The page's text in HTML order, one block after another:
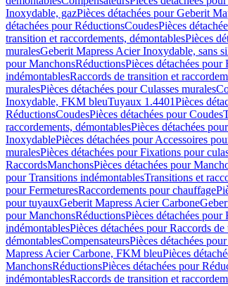
Inoxydable, gazPièces détachées pour Geberit
détachées pour RéductionsCoudesPièces
transition et raccordements, démontablesPièces
muralesGeberit Mapress Acier Inoxydable, sans
pour ManchonsRéductionsPièces détachées pour
indémontablesRaccords de transition et
muralesPièces détachées pour Culasses murales
Inoxydable, FKM bleuTuyaux 1.4401Pièces
RéductionsCoudesPièces détachées pour Coudes
raccordements, démontablesPièces détachées
InoxydablePièces détachées pour Accessoires
muralesPièces détachées pour Fixations pour
RaccordsManchonsPièces détachées pour
pour Transitions indémontablesTransitions et
pour FermeturesRaccordements pour chauffage
pour tuyauxGeberit Mapress Acier Carbone
pour ManchonsRéductionsPièces détachées pour
indémontablesPièces détachées pour Raccords
démontablesCompensateursPièces détachées
Mapress Acier Carbone, FKM bleuPièces
ManchonsRéductionsPièces détachées pour
indémontablesRaccords de transition et